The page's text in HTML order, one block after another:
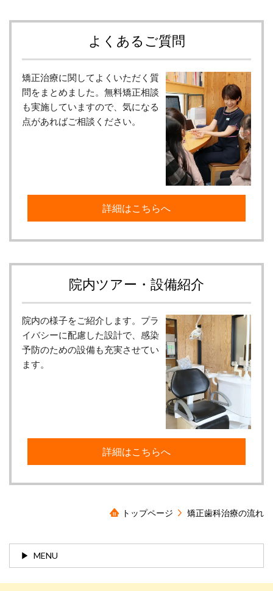
よくあるご質問
矯正治療に関してよくいただく質
問をまとめました。無料矯正相談
も実施していますので、気になる
点があればご相談ください。
詳細はこちらへ
院内ツアー・設備紹介
院内の様子をご紹介します。プラ
イバシーに配慮した設計で、感染
予防のための設備も充実させてい
ます。
詳細はこちらへ
トップページ 矯正歯科治療の流れ
MENU